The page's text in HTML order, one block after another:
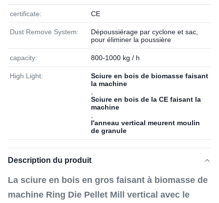
certificate: CE
Dust Remove System:
Dépoussiérage par cyclone et sac,
pour éliminer la poussière
capacity: 800-1000 kg / h
High Light:
Sciure en bois de biomasse faisant
la machine
Sciure en bois de la CE faisant la
machine
l'anneau vertical meurent moulin
de granule
Description du produit
La sciure en bois en gros faisant à biomasse de
machine Ring Die Pellet Mill vertical avec le